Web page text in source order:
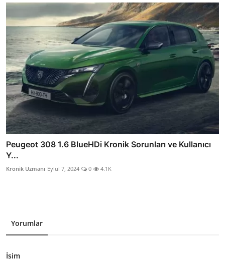
Peugeot 308 1.6 BlueHDi Kronik Sorunları ve Kullanıcı
Y...
Kronik Uzmanı Eylül 7, 2024 0 4.1K
Yorumlar
İsim